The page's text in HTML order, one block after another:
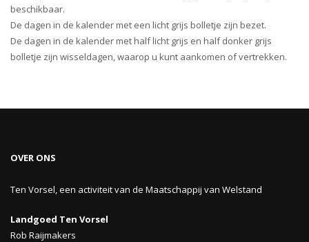
beschikbaar.
De dagen in de kalender met een licht grijs bolletje zijn bezet.
De dagen in de kalender met half licht grijs en half donker grijs
bolletje zijn wisseldagen, waarop u kunt aankomen of vertrekken.
OVER ONS
Ten Vorsel, een activiteit van de Maatschappij van Welstand
Landgoed Ten Vorsel
Rob Raijmakers